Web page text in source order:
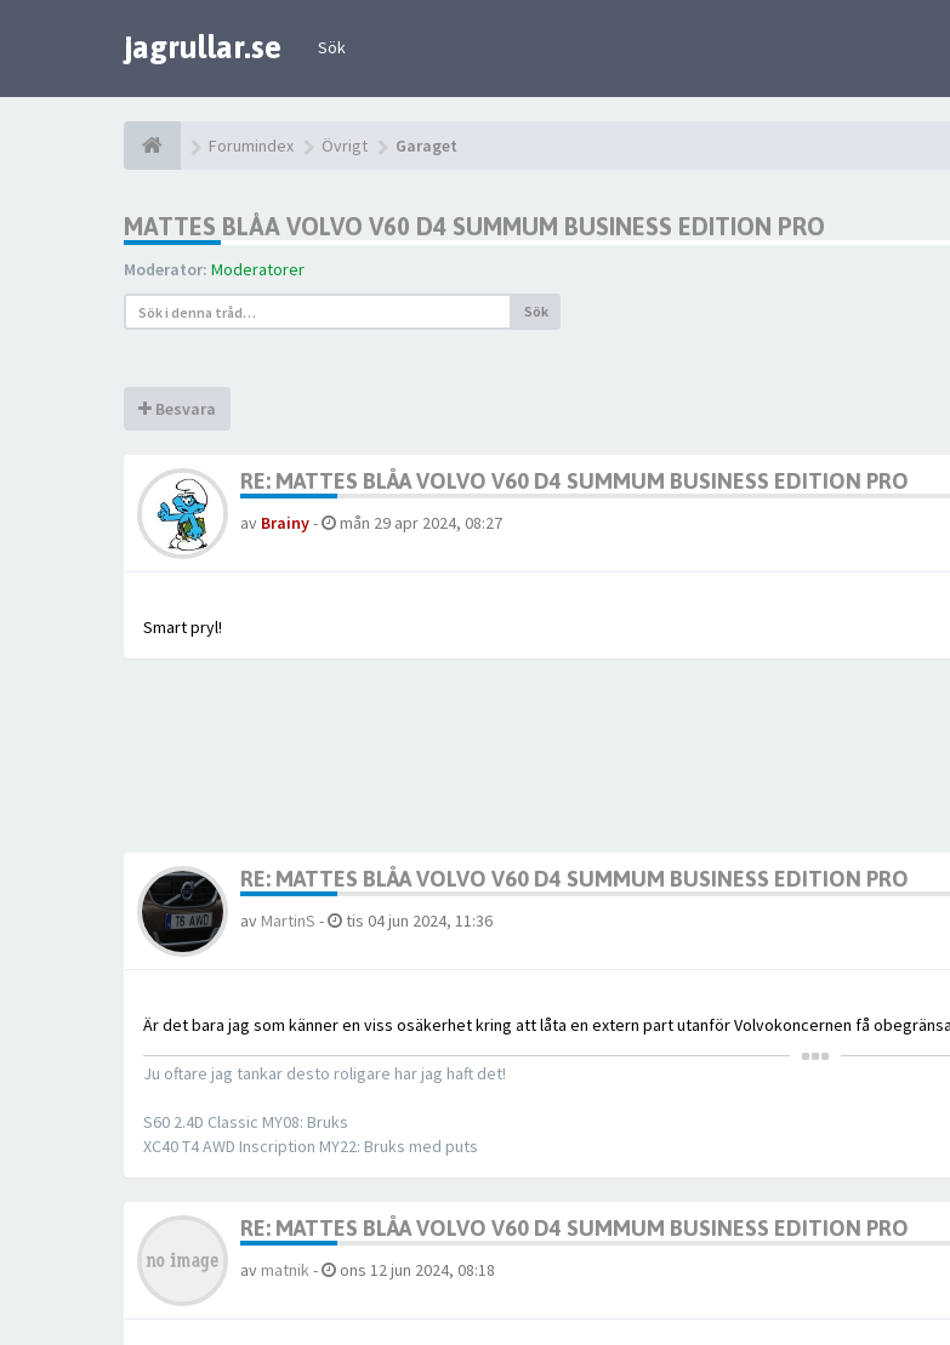
jagrullar.se Sök
Forumindex Övrigt Garaget
MATTES BLÅA VOLVO V60 D4 SUMMUM BUSINESS EDITION PRO
Moderator: Moderatorer
Sök
Besvara
RE: MATTES BLÅA VOLVO V60 D4 SUMMUM BUSINESS EDITION PRO
av Brainy- mån 29 apr 2024, 08:27
Smart pryl!
RE: MATTES BLÅA VOLVO V60 D4 SUMMUM BUSINESS EDITION PRO
av MartinS - tis 04 jun 2024, 11:36
Är det bara jag som känner en viss osäkerhet kring att låta en extern part utanför Volvokoncernen få
Ju oftare jag tankar desto roligare har jag haft det!
S60 2.4D Classic MY08: Bruks
XC40 T4 AWD Inscription MY22: Bruks med puts
RE: MATTES BLÅA VOLVO V60 D4 SUMMUM BUSINESS EDITION PRO
av matnik- ons 12 jun 2024, 08:18